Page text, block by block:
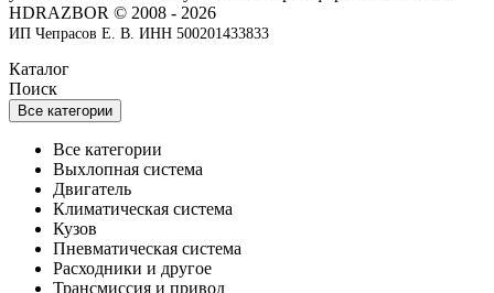
HDRAZBOR © 2008 - 2026
ИП Чепрасов Е. В. ИНН 500201433833
Каталог
Поиск
Все категории
Все категории
Выхлопная система
Двигатель
Климатическая система
Кузов
Пневматическая система
Расходники и другое
Трансмиссия и привод